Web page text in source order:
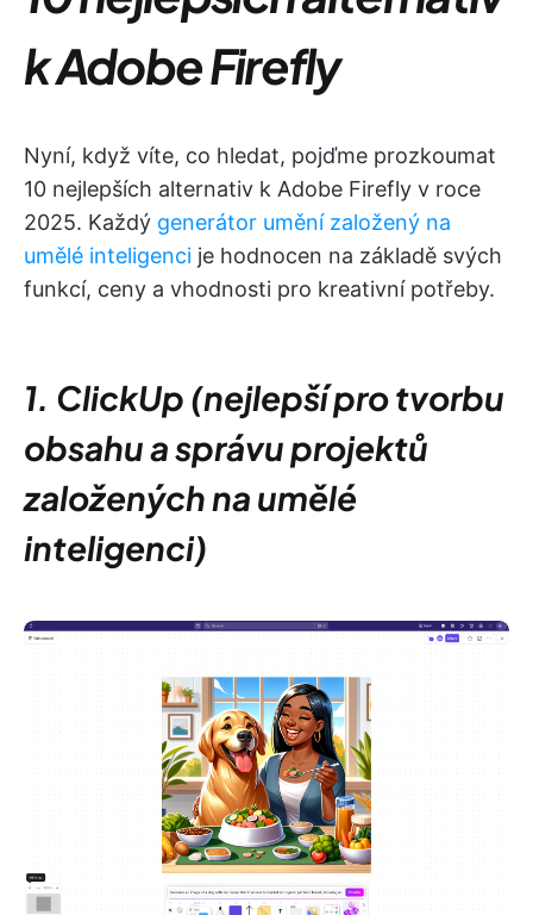
k Adobe Firefly
Nyní, když víte, co hledat, pojďme prozkoumat
10 nejlepších alternativ k Adobe Firefly v roce
2025. Každý generátor umění založený na
umělé inteligenci je hodnocen na základě svých
funkcí, ceny a vhodnosti pro kreativní potřeby.
1. ClickUp (nejlepší pro tvorbu
obsahu a správu projektů
založených na umělé
inteligenci)